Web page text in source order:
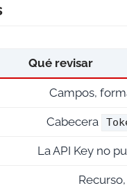
Qué revisar
Campos,
Cabecera
La API Key no